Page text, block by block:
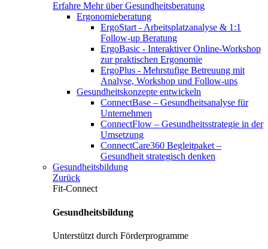
Erfahre Mehr über Gesundheitsberatung
Ergonomieberatung
ErgoStart - Arbeitsplatzanalyse & 1:1
Follow-up Beratung
ErgoBasic - Interaktiver Online-Workshop
zur praktischen Ergonomie
ErgoPlus - Mehrstufige Betreuung mit
Analyse, Workshop und Follow-ups
Gesundheitskonzepte entwickeln
ConnectBase – Gesundheitsanalyse für
Unternehmen
ConnectFlow – Gesundheitsstrategie in der
Umsetzung
ConnectCare360 Begleitpaket –
Gesundheit strategisch denken
Gesundheitsbildung
Zurück
Fit-Connect
Gesundheitsbildung
Unterstützt durch Förderprogramme